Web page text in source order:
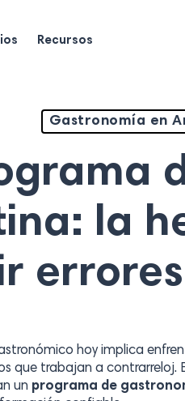
Recursos
Gastronomía en
la
hoy implica
que trabajan a contrarreloj.
un programa de